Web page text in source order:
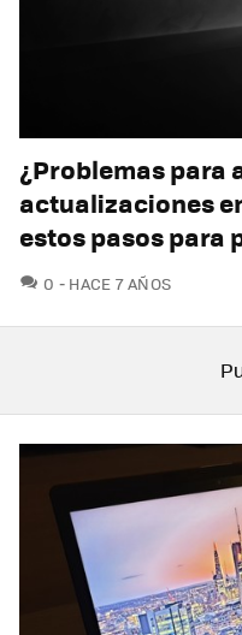
¿Problemas para
actualizaciones
estos pasos para
0 COMENTARIOS
HACE 7 AÑOS